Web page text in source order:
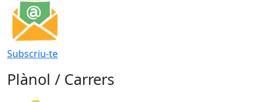
Subscriu-te
Plànol / Carrers